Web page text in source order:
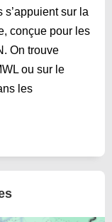
sur la
conçue pour les
On trouve
ou sur le
les